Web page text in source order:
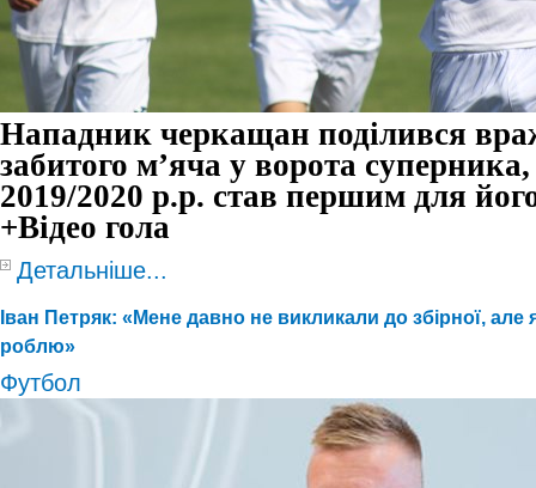
Нападник черкащан поділився
забитого м’яча у ворота суперника,
2019/2020 р.р. став першим для
+Відео гола
Детальніше...
Іван Петряк: «Мене давно не викликали до збірної,
роблю»
Футбол